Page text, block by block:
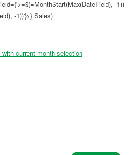
-1))
-1))'}>} Sales)
current month selection